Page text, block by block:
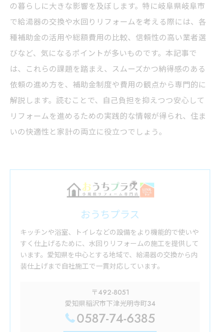
の暮らしに大きな影響を及ぼします。特に岐阜県岐阜市
で給湯器の交換や水回りリフォームを考える際には、各
種補助金の活用や総額費用の比較、信頼性の高い業者選
びなど、気になるポイントが多いものです。本記事で
は、これらの課題を踏まえ、スムーズかつ納得感のある
依頼の進め方を、補助金制度や費用の観点から専門的に
解説します。読むことで、自己負担を抑えつつ安心して
リフォームを進めるための実践的な情報が得られ、住ま
いの快適性と家計の両立に役立つでしょう。
おうちプラス
キッチンや浴室、トイレなどの設備をより機能的で使いや
すく仕上げるために、水回りリフォームの施工を提供して
います。愛知県を中心とする地域で、給湯器の交換から内
装仕上げまで自社施工で一貫対応しています。
〒492-8051
愛知県稲沢市下津光明寺町34
0587-74-6385